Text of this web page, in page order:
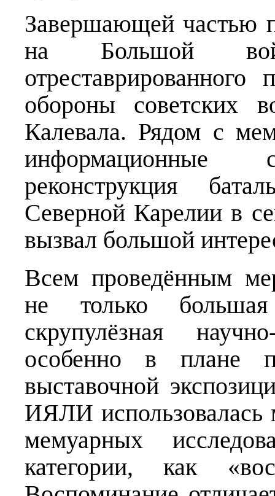
Завершающей частью
на Большой
обороны советских
Калевала. Рядом с
реконструкция
Северной Карелии в
вызвал большой
Всем проведённым
не только
скрупулёзная
особенно в плане
выставочной
ИЯЛИ использовалась
мемуарных
категории, как